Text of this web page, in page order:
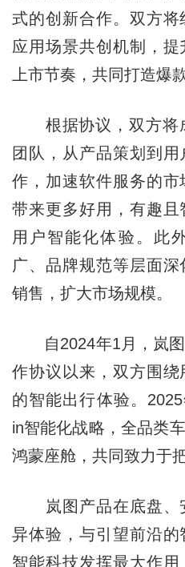
式的创新合作。双方
应用场景共创机制，
上市节奏，共同打造爆
根据协议，双方将
团队，从产品策划到
作，加速软件服务的
带来更多好用，有趣
用户智能化体验。此
广、品牌规范等层面
销售，扩大市场规模。
自2024年1月，岚图
作协议以来，双方围
的智能出行体验。
in智能化战略，全品类
鸿蒙座舱，共同致力于
岚图产品在底盘、
异体验，与引望前沿
智能科技发挥最大作